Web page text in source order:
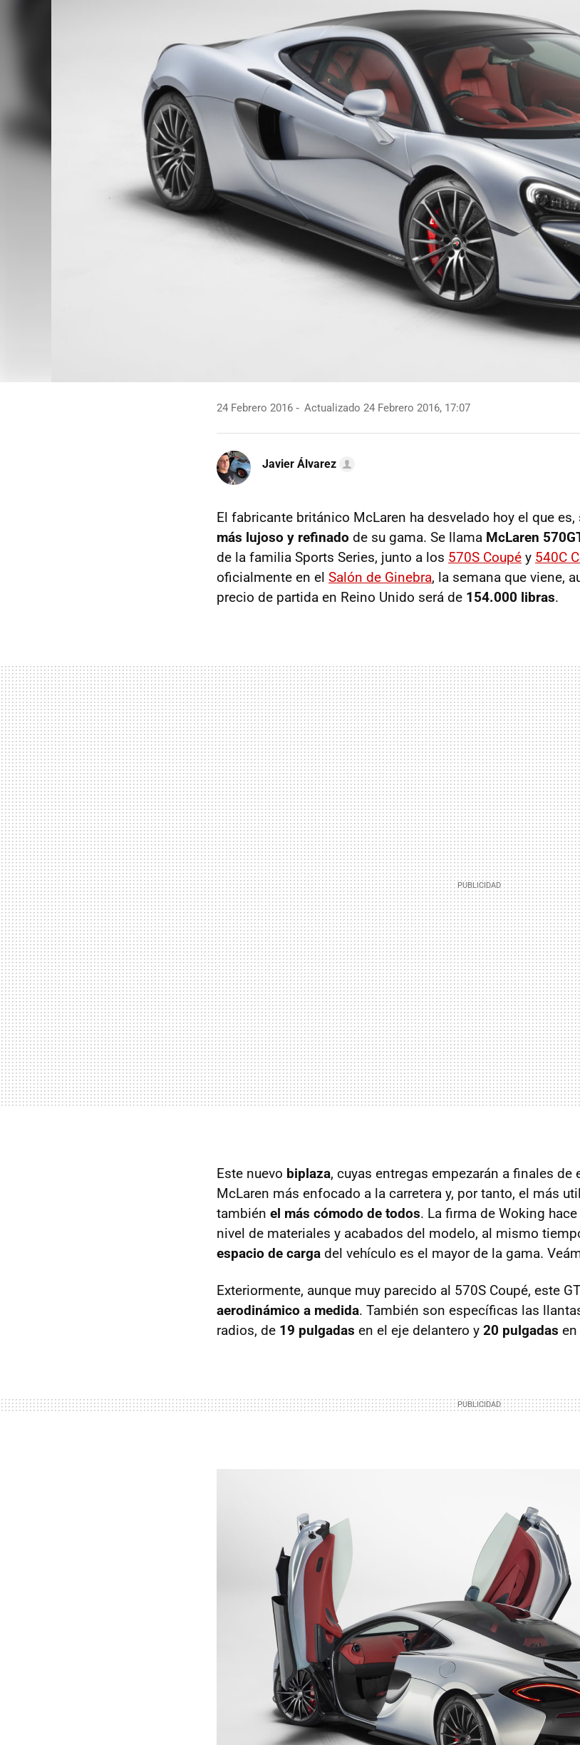
24 Febrero 2016 Actualizado 24 Febrero 2016, 17:07
Javier Álvarez
El fabricante británico McLaren ha desvelado hoy el que
más lujoso y refinado de su gama. Se llama McLaren
de la familia Sports Series, junto a los 570S Coupé y 540C
oficialmente en el Salón de Ginebra, la semana que viene,
precio de partida en Reino Unido será de 154.000 libras.
Este nuevo biplaza, cuyas entregas empezarán a finales de
McLaren más enfocado a la carretera y, por tanto, el más
también el más cómodo de todos. La firma de Woking
nivel de materiales y acabados del modelo, al mismo
espacio de carga del vehículo es el mayor de la gama.
Exteriormente, aunque muy parecido al 570S Coupé, este
aerodinámico a medida. También son específicas las
radios, de 19 pulgadas en el eje delantero y 20 pulgadas en